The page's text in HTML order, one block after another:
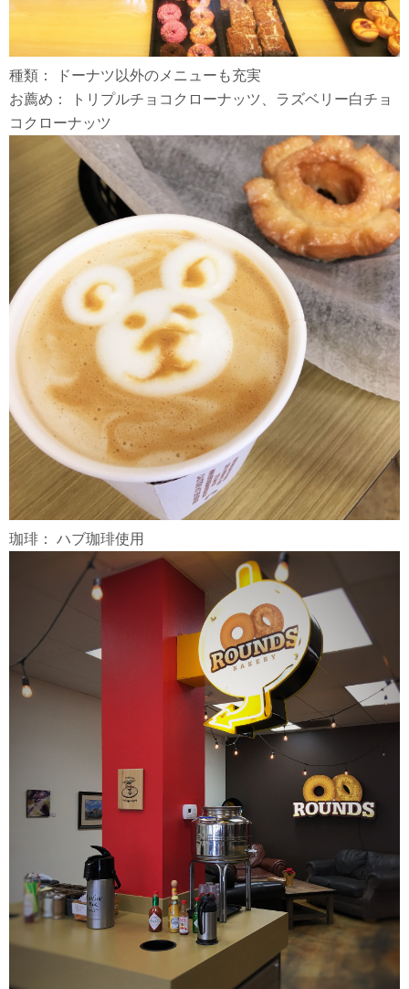
種類： ドーナツ以外のメニューも充実
お薦め： トリプルチョコクローナッツ、ラズベリー白チョ
コクローナッツ
珈琲： ハブ珈琲使用